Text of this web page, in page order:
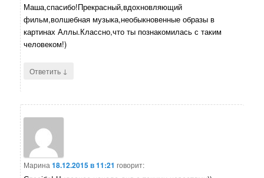
Маша,спасибо!Прекрасный,вдохновляющий
фильм,волшебная музыка,необыкновенные образы в
картинах Аллы.Классно,что ты познакомилась с таким
человеком!)
Ответить ↓
Марина 18.12.2015 в 11:21 говорит: